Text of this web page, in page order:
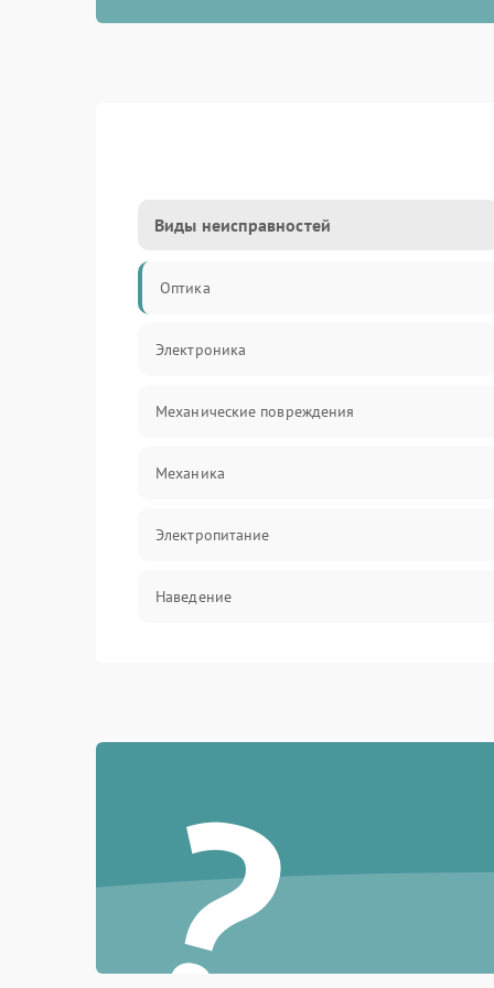
Виды неисправностей
Оптика
Электроника
Механические повреждения
Механика
Электропитание
Наведение
?